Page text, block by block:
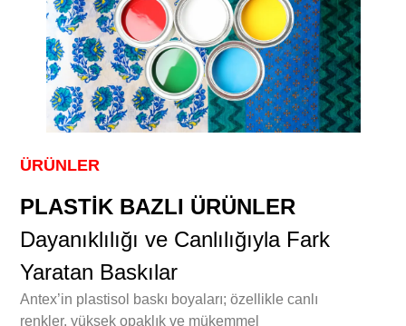
ÜRÜNLER
PLASTİK BAZLI ÜRÜNLER
Dayanıklılığı ve Canlılığıyla Fark
Yaratan Baskılar
Antex’in plastisol baskı boyaları; özellikle canlı
renkler, yüksek opaklık ve mükemmel